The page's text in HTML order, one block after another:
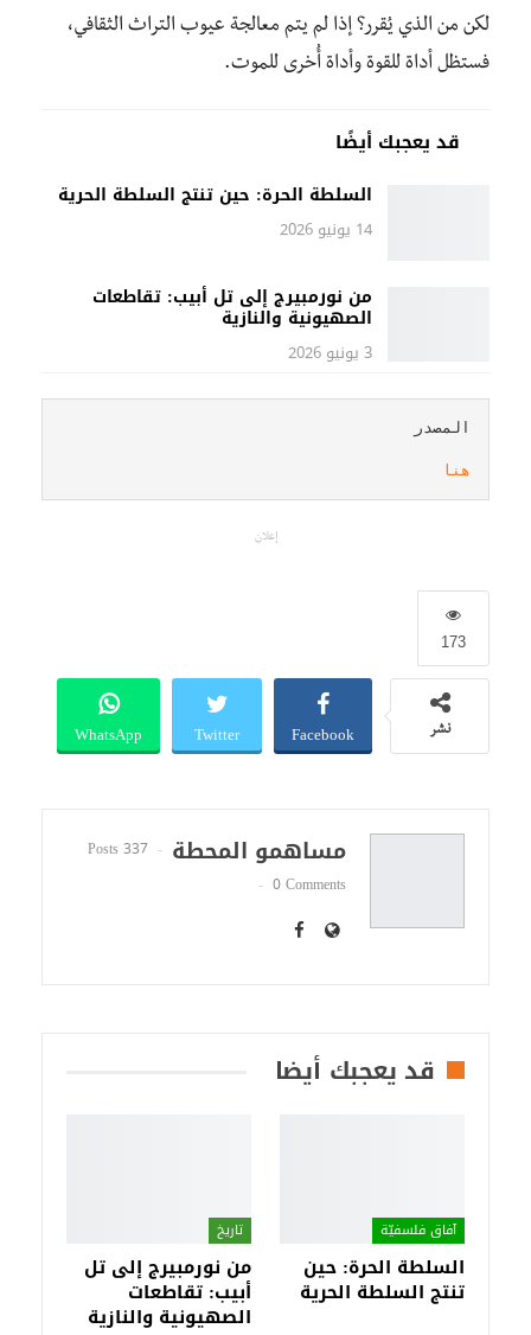
لكن من الذي يُقرر؟ إذا لم يتم معالجة عيوب التراث الثقافي،
فستظل أداة للقوة وأداة أُخرى للموت.
قد يعجبك أيضًا
السلطة الحرة: حين تنتج السلطة الحرية
14 يونيو 2026
من نورمبيرج إلى تل أبيب: تقاطعات
الصهيونية والنازية
3 يونيو 2026
هنا
إعلان
173
نشر Facebook
Twitter
WhatsApp
مساهمو المحطة
337 Posts
0 Comments
قد يعجبك أيضا
آفاق فلسفيّة‎
السلطة الحرة: حين
تنتج السلطة الحرية
تاريخ
من نورمبيرج إلى تل
أبيب: تقاطعات
الصهيونية والنازية